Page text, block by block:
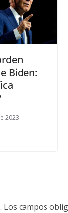
Biden:
2023
Los campos